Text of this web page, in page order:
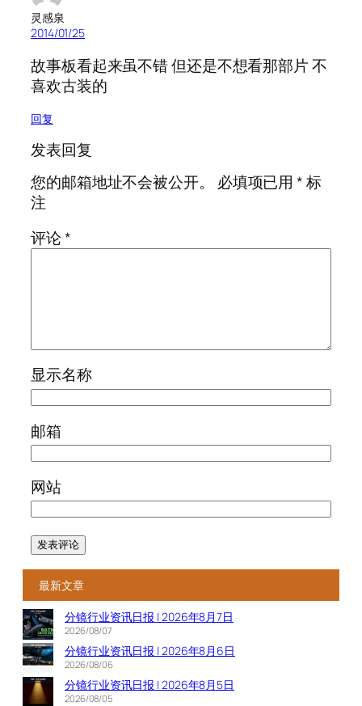
灵感泉
2014/01/25
故事板看起来虽不错 但还是不想看那部片 不
喜欢古装的
回复
发表回复
您的邮箱地址不会被公开。
必填项已用*标
注
评论*
显示名称
邮箱
网站
最新文章
分镜行业资讯日报 | 2026年8月7日
2026/08/07
分镜行业资讯日报 | 2026年8月6日
2026/08/06
分镜行业资讯日报 | 2026年8月5日
2026/08/05